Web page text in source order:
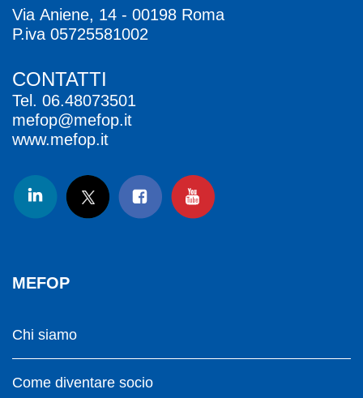
Via Aniene, 14 - 00198 Roma
P.iva 05725581002
CONTATTI
Tel. 06.48073501
mefop@mefop.it
www.mefop.it
MEFOP
Chi siamo
Come diventare socio